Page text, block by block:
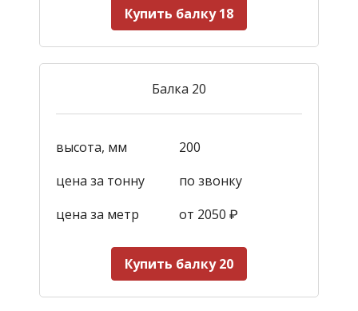
Купить балку 18
Балка 20
высота, мм
200
цена за тонну
по звонку
цена за метр
от 2050 ₽
Купить балку 20